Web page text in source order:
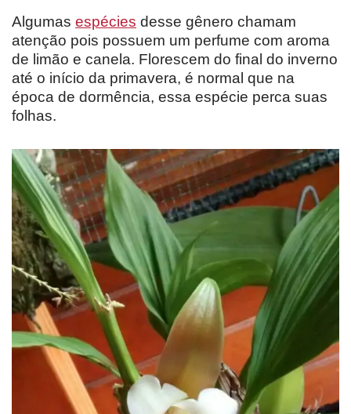
Algumas espécies desse gênero chamam
atenção pois possuem um perfume com aroma
de limão e canela. Florescem do final do inverno
até o início da primavera, é normal que na
época de dormência, essa espécie perca suas
folhas.